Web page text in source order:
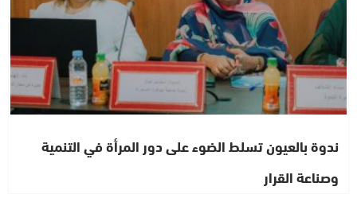
ندوة بالعيون تسلط الضوء على دور المرأة في التنمية
وصناعة القرار